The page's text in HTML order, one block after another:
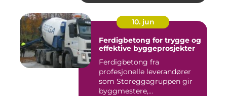
10. jun
Ferdigbetong for trygge og
effektive byggeprosjekter
Ferdigbetong fra
profesjonelle leverandører
som Storeggagruppen gir
byggmestere,